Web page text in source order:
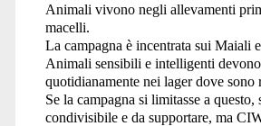
Animali vivono negli allevamenti
macelli.
La campagna è incentrata sui Maiali
Animali sensibili e intelligenti
quotidianamente nei lager dove sono
Se la campagna si limitasse a questo,
condivisibile e da supportare, ma